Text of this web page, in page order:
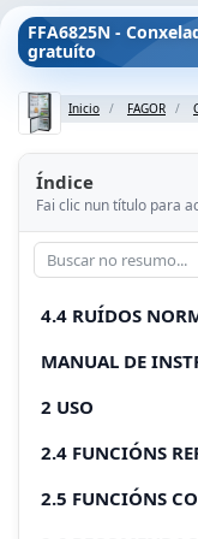
FFA6825N -
gratuíto
Inicio FAGOR
Índice
Fai clic nun título para
4.4 RUÍDOS
MANUAL DE
2 USO
2.4 FUNCIÓNS
2.5 FUNCIÓNS